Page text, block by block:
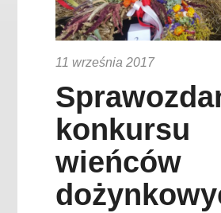
11 września 2017
konkursu
wieńców